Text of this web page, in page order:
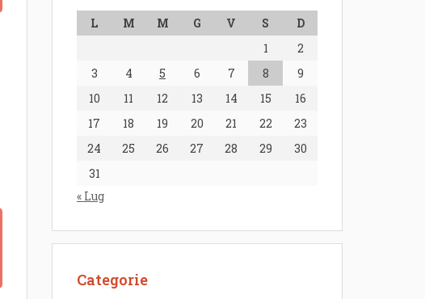
L M M G V S
D
1
2
3
4 5 6 7 8
9
10
11 12 13 14 15
16
17
18 19 20 21 22
23
24
25 26 27 28 29
30
31
« Lug
Categorie